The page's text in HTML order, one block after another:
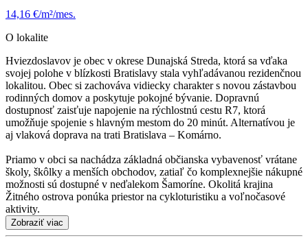
14,16 €/m²/mes.
O lokalite
Hviezdoslavov je obec v okrese Dunajská Streda, ktorá sa vďaka
svojej polohe v blízkosti Bratislavy stala vyhľadávanou rezidenčnou
lokalitou. Obec si zachováva vidiecky charakter s novou zástavbou
rodinných domov a poskytuje pokojné bývanie. Dopravnú
dostupnosť zaisťuje napojenie na rýchlostnú cestu R7, ktorá
umožňuje spojenie s hlavným mestom do 20 minút. Alternatívou je
aj vlaková doprava na trati Bratislava – Komárno.
Priamo v obci sa nachádza základná občianska vybavenosť vrátane
školy, škôlky a menších obchodov, zatiaľ čo komplexnejšie nákupné
možnosti sú dostupné v neďalekom Šamoríne. Okolitá krajina
Žitného ostrova ponúka priestor na cykloturistiku a voľnočasové
aktivity.
Zobraziť viac